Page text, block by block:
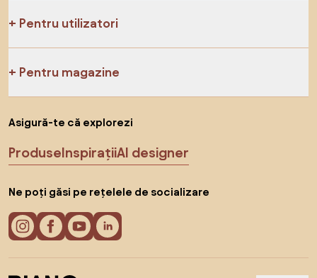
Pentru utilizatori
Pentru magazine
Asigură-te că explorezi
ProduseInspirațiiAI designer
Ne poți găsi pe rețelele de socializare